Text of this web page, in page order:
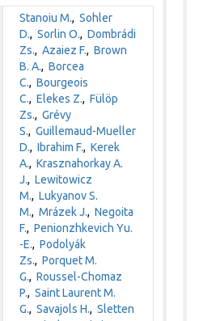
Stanoiu M.,Sohler
D.,Sorlin O.,Dombrádi
Zs.,Azaiez F.,Brown
B. A.,Borcea
C.,Bourgeois
C.,Elekes Z.,Fülöp
Zs.,Grévy
S.,Guillemaud-Mueller
D.,Ibrahim F.,Kerek
A.,Krasznahorkay A.
J.,Lewitowicz
M.,Lukyanov S.
M.,Mrázek J.,Negoita
F.,Penionzhkevich Yu.
-E.,Podolyák
Zs.,Porquet M.
G.,Roussel-Chomaz
P.,Saint Laurent M.
G.,Savajols H.,Sletten